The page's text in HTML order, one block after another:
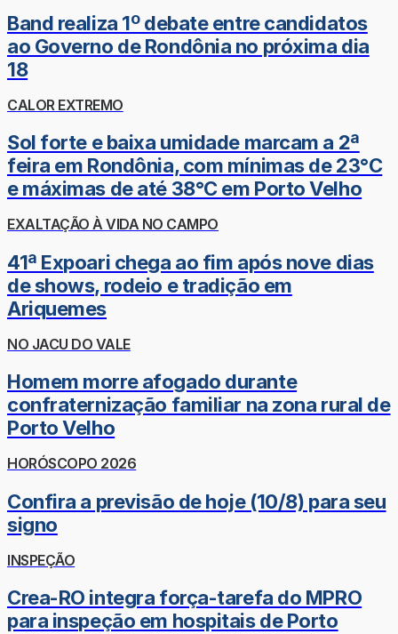
Band realiza 1º debate entre candidatos
ao Governo de Rondônia no próxima dia
18
CALOR EXTREMO
Sol forte e baixa umidade marcam a 2ª
feira em Rondônia, com mínimas de 23°C
e máximas de até 38°C em Porto Velho
EXALTAÇÃO À VIDA NO CAMPO
41ª Expoari chega ao fim após nove dias
de shows, rodeio e tradição em
Ariquemes
NO JACU DO VALE
Homem morre afogado durante
confraternização familiar na zona rural de
Porto Velho
HORÓSCOPO 2026
Confira a previsão de hoje (10/8) para seu
signo
INSPEÇÃO
Crea-RO integra força-tarefa do MPRO
para inspeção em hospitais de Porto